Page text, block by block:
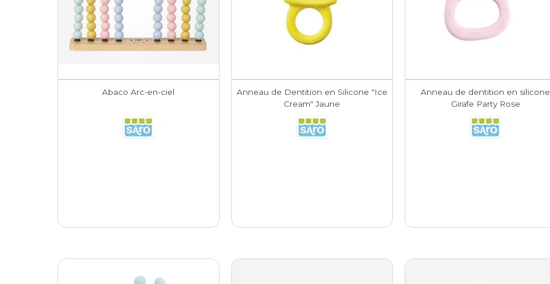
Abaco Arc-en-ciel
Anneau de Dentition en Silicone "Ice
Cream" Jaune
Anneau de dentition en silicone
Girafe Party Rose